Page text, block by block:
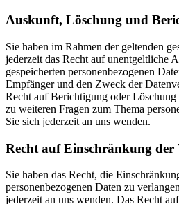
Auskunft, Löschung und
Sie haben im Rahmen der geltenden
jederzeit das Recht auf unentgeltliche
gespeicherten personenbezogenen
Empfänger und den Zweck der
Recht auf Berichtigung oder
zu weiteren Fragen zum Thema
Sie sich jederzeit an uns wenden.
Recht auf Einschränkung der
Sie haben das Recht, die
personenbezogenen Daten zu
jederzeit an uns wenden. Das Recht